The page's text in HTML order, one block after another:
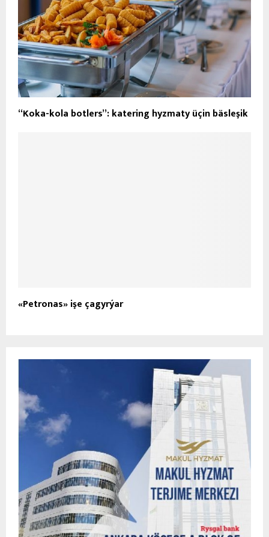
“Koka-kola botlers”: katering hyzmaty üçin bäsleşik
«Petronas» işe çagyrýar